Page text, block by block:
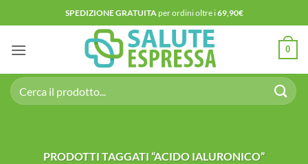
ai
contenuti
SPEDIZIONE GRATUITAper ordini oltre i69,90€
0
Cerca:
PRODOTTI TAGGATI “ACIDO IALURONICO”